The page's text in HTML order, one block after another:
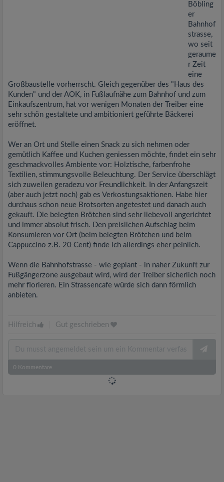
Böbling
er
Bahnhof
strasse,
wo seit
geraume
r Zeit
eine
Großbaustelle vorherrscht. Gleich gegenüber des "Haus des
Kunden" und der AOK, in Fußlaufnähe zum Bahnhof und zum
Einkaufszentrum, hat vor wenigen Monaten der Treiber eine
sehr schön gestaltete und ambitioniert geführte Bäckerei
eröffnet.
Wer an Ort und Stelle einen Snack zu sich nehmen oder
gemütlich Kaffee und Kuchen geniessen möchte, findet ein sehr
geschmackvolles Ambiente vor: Holztische, farbenfrohe
Textilien, stimmungsvolle Beleuchtung. Der Service überschlägt
sich zuweilen geradezu vor Freundlichkeit. In der Anfangszeit
(aber auch jetzt noch) gab es Verkostungsaktionen. Habe hier
durchaus schon neue Brotsorten angetestet und danach auch
gekauft. Die belegten Brötchen sind sehr liebevoll angerichtet
und immer absolut frisch. Den preislichen Aufschlag beim
Konsumieren vor Ort (beim belegten Brötchen und beim
Cappuccino z.B. 20 Cent) finde ich allerdings eher peinlich.
Wenn die Bahnhofstrasse - wie geplant - in naher Zukunft zur
Fußgängerzone ausgebaut wird, wird der Treiber sicherlich noch
mehr florieren. Ein Strassencafe würde sich dann förmlich
anbieten.
Hilfreich Gut geschrieben
0 Kommentare